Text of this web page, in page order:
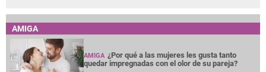
AMIGA
AMIGA ¿Por qué a las mujeres les gusta tanto
quedar impregnadas con el olor de su pareja?